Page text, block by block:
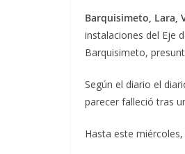
Barquisimeto, Lara,
instalaciones del Eje
Barquisimeto,
Según el diario el
parecer falleció tras
Hasta este